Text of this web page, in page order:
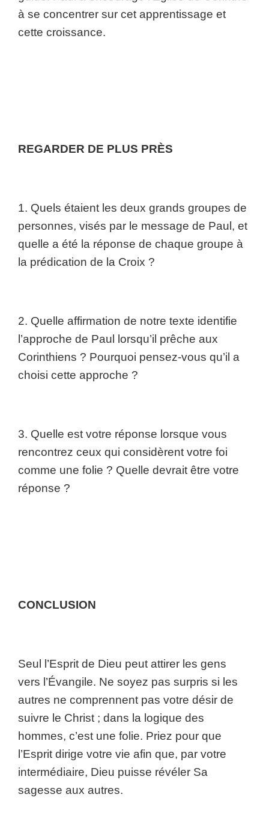
à se concentrer sur cet apprentissage et
cette croissance.
REGARDER DE PLUS PRÈS
1. Quels étaient les deux grands groupes de
personnes, visés par le message de Paul, et
quelle a été la réponse de chaque groupe à
la prédication de la Croix ?
2. Quelle affirmation de notre texte identifie
l’approche de Paul lorsqu’il prêche aux
Corinthiens ? Pourquoi pensez-vous qu’il a
choisi cette approche ?
3. Quelle est votre réponse lorsque vous
rencontrez ceux qui considèrent votre foi
comme une folie ? Quelle devrait être votre
réponse ?
CONCLUSION
Seul l’Esprit de Dieu peut attirer les gens
vers l’Évangile. Ne soyez pas surpris si les
autres ne comprennent pas votre désir de
suivre le Christ ; dans la logique des
hommes, c’est une folie. Priez pour que
l’Esprit dirige votre vie afin que, par votre
intermédiaire, Dieu puisse révéler Sa
sagesse aux autres.